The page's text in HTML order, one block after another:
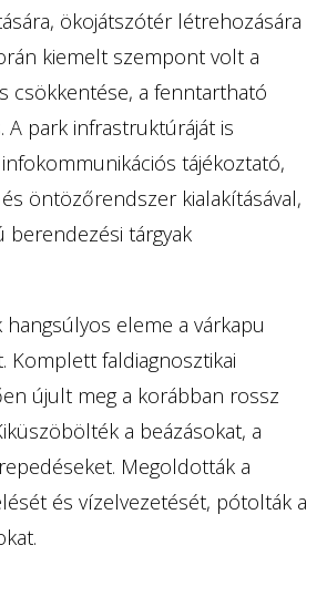
ökojátszótér létrehozására
kiemelt szempont volt a
csökkentése, a fenntartható
A park infrastruktúráját is
tájékoztató,
öntözőrendszer kialakításával,
berendezési tárgyak
hangsúlyos eleme a várkapu
Komplett faldiagnosztikai
újult meg a korábban rossz
a beázásokat, a
Megoldották a
és vízelvezetését, pótolták a